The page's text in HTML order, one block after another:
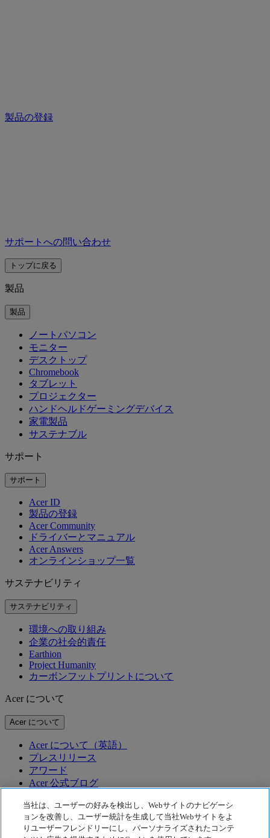
製品の登録
サポートへの問い合わせ
トップに戻る
製品
製品
ノートパソコン
モニター
デスクトップ
Chromebook
タブレット
プロジェクター
ハンドヘルドゲーミングデバイス
家電製品
サステナブル
サポート
サポート
Acer ID
製品の登録
Acer Community
ドライバーとマニュアル
Acer Answers
オンラインショップ一覧
サステナビリティ
サステナビリティ
環境への取り組み
企業の社会的責任
Earthion
Project Humanity
カーボンフットプリントについて
Acer について
Acer について
Acer について（英語）
プレスリリース
アワード
Acer 公式ブログ
テクノロジー
テクノロジー
当社は、ユーザーの好みを検出し、Webサイトのナビゲーシ
ョンを改善し、ユーザー統計を生成して当社Webサイトをよ
りユーザーフレンドリーにし、パーソナライズされたコンテ